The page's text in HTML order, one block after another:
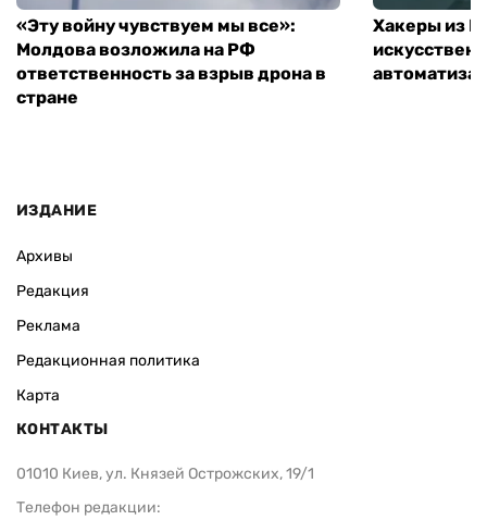
«Эту войну чувствуем мы все»:
Молдова возложила на РФ
ответственность за взрыв дрона в
стране
Хакеры из
ИЗДАНИЕ
Архивы
Редакция
Реклама
Редакционная политика
Карта
КОНТАКТЫ
01010 Киев, ул. Князей Острожских, 19/1
Телефон редакции: